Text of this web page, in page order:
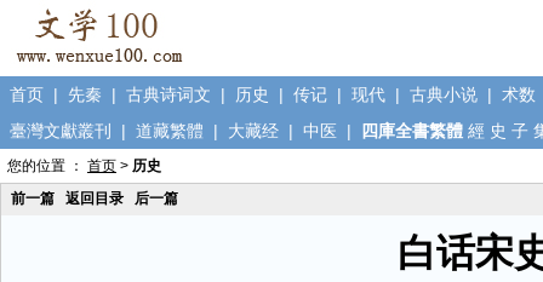
首页 | 先秦 | 古典诗词文 | 历史 | 传记 | 现代 | 古典小说 | 术数
臺灣文獻叢刊
| 道藏繁體 | 大藏经 | 中医 | 四庫全書繁體 經 史 子
您的位置 ： 首页 > 历史
前一篇
返回目录 后一篇
白话宋